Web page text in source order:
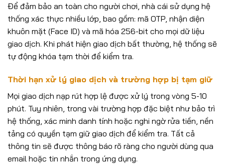
Để đảm bảo an toàn cho người chơi, nhà cái sử dụng hệ
thống xác thực nhiều lớp, bao gồm: mã OTP, nhận diện
khuôn mặt (Face ID) và mã hóa 256-bit cho mọi dữ liệu
giao dịch. Khi phát hiện giao dịch bất thường, hệ thống sẽ
tự động khóa tạm thời để kiểm tra.
Thời hạn xử lý giao dịch và trường hợp bị tạm giữ
Mọi giao dịch nạp rút hợp lệ được xử lý trong vòng 5-10
phút. Tuy nhiên, trong vài trường hợp đặc biệt như bảo trì
hệ thống, xác minh danh tính hoặc nghi ngờ rửa tiền, nền
tảng có quyền tạm giữ giao dịch để kiểm tra. Tất cả
thông tin sẽ được thông báo rõ ràng cho người dùng qua
email hoặc tin nhắn trong ứng dụng.